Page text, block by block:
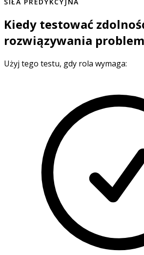
Kiedy testować
rozwiązywania
Użyj tego testu, gdy rola wymaga: